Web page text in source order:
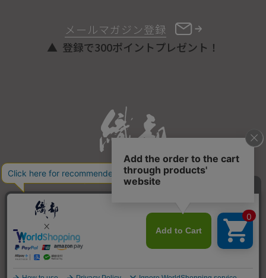
ONLINE STORE
メールマガジン登録
登録で300ポイントプレゼント！
COPYRIGHT © ORIBE ALL RIGHTS RESERVED.